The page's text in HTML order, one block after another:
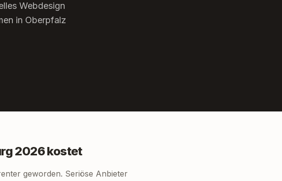
Webdesign
in Oberpfalz
2026 kostet
geworden. Seriöse Anbieter